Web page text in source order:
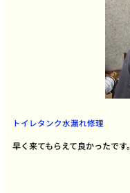
トイレタンク水漏れ修理
早く来てもらえて良かったです。